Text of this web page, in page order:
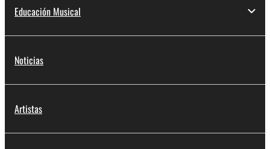
Educación Musical
Noticias
Artistas